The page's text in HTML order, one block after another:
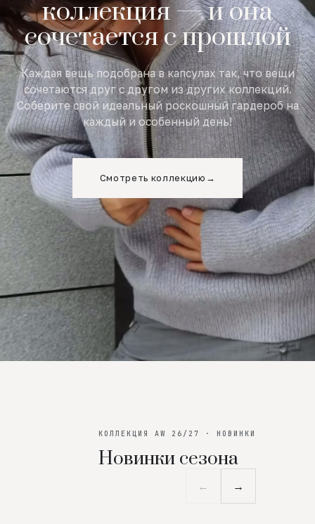
коллекция — и она
сочетается с прошлой
Каждая вещь подобрана в капсулах так, что вещи
сочетаются друг с другом из других коллекций.
Соберите свой идеальный роскошный гардероб на
каждый и особенный день!
Смотреть коллекцию →
КОЛЛЕКЦИЯ AW 26/27 · НОВИНКИ
Новинки сезона
← →